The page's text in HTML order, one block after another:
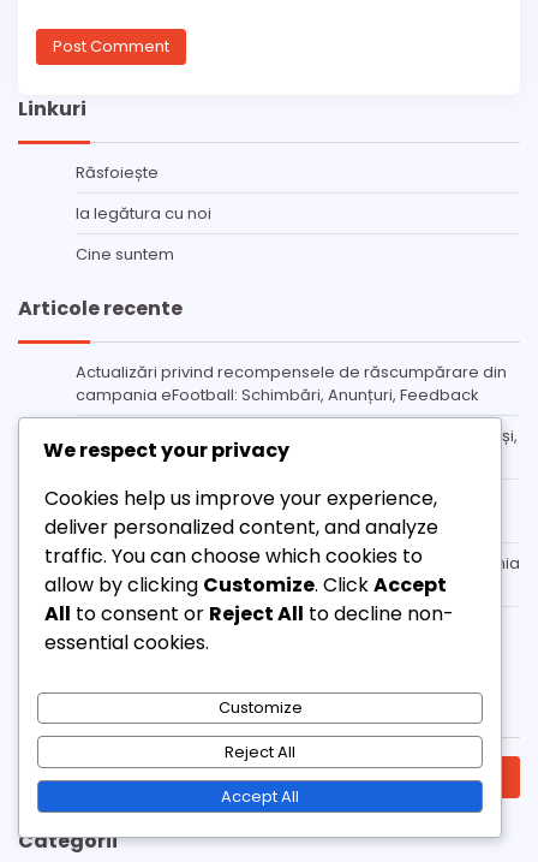
Linkuri
Răsfoiește
Ia legătura cu noi
Cine suntem
Articole recente
Actualizări privind recompensele de răscumpărare din
campania eFootball: Schimbări, Anunțuri, Feedback
Procesul de Răscumpărare a Campaniei eFootball: Pași,
Timp, Cerințe
Strategii pentru recompensele de răscumpărare din
campania eFootball: Maximizare, Planificare, Timpire
Istoricul recompenselor de răscumpărare din campania
eFootball: Evoluție, Etape importante, Schimbări
Asistență pentru Cadouri eFootball Coin: Asistență,
Canale, Timp de Răspuns
Căutare
Search
Categorii
We respect your privacy
Cookies help us improve your experience,
deliver personalized content, and analyze
traffic. You can choose which cookies to
allow by clicking Customize. ClickAccept
All to consent or Reject All to decline non-
essential cookies.
Customize
Reject All
Accept All